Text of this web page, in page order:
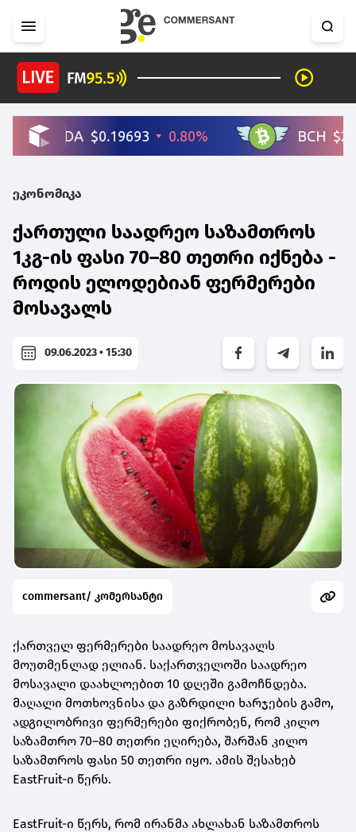
ეკონომიკა
ქართული საადრეო საზამთროს
1კგ-ის ფასი 70–80 თეთრი იქნება -
როდის ელოდებიან ფერმერები
მოსავალს
09.06.2023 • 15:30
commersant/ კომერსანტი
ქართველ ფერმერები საადრეო მოსავალს
მოუთმენლად ელიან. საქართველოში საადრეო
მოსავალი დაახლოებით 10 დღეში გამოჩნდება.
მაღალი მოთხოვნისა და გაზრდილი ხარჯების გამო,
ადგილობრივი ფერმერები ფიქრობენ, რომ კილო
საზამთრო 70–80 თეთრი ეღირება, შარშან კილო
საზამთროს ფასი 50 თეთრი იყო. ამის შესახებ
EastFruit-ი წერს.
EastFruit-ი წერს, რომ ირანმა ახლახან საზამთროს